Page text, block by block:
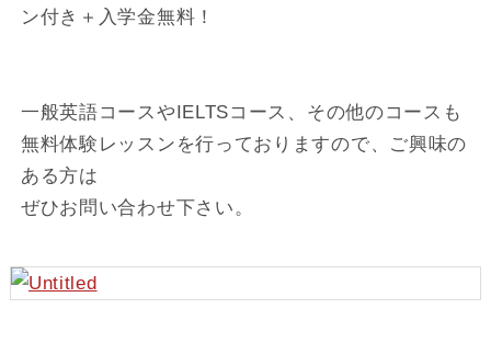
ン付き＋入学金無料！
一般英語コースやIELTSコース、その他のコースも
無料体験レッスンを行っておりますので、ご興味の
ある方は
ぜひお問い合わせ下さい。